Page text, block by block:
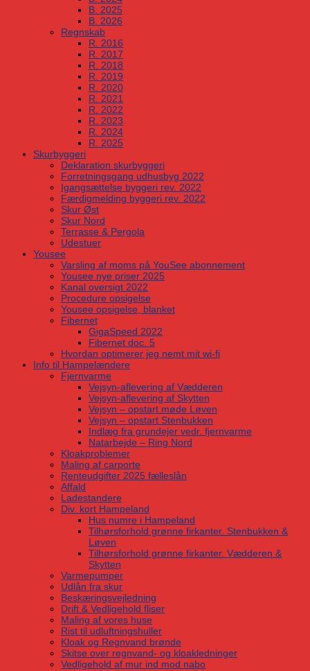
B. 2025
B. 2026
Regnskab
R. 2016
R. 2017
R. 2018
R. 2019
R. 2020
R. 2021
R. 2022
R. 2023
R. 2024
R. 2025
Skurbyggeri
Deklaration skurbyggeri
Forretningsgang udhusbyg 2022
Igangsættelse byggeri rev. 2022
Færdigmelding byggeri rev. 2022
Skur Øst
Skur Nord
Terrasse & Pergola
Udestuer
Yousee
Varsling af moms på YouSee abonnement
Yousee nye priser 2025
Kanal oversigt 2022
Procedure opsigelse
Yousee opsigelse, blanket
Fibernet
GigaSpeed 2022
Fibernet doc. 5
Hvordan optimerer jeg nemt mit wi-fi
Info til Hampelændere
Fjernvarme
Vejsyn-aflevering af Vædderen
Vejsyn-aflevering af Skytten
Vejsyn – opstart møde Løven
Vejsyn – opstart Stenbukken
Indlæg fra grundejer vedr. fjernvarme
Natarbejde – Ring Nord
Kloakproblemer
Maling af carporte
Renteudgifter 2025 fælleslån
Affald
Ladestandere
Div. kort Hampeland
Hus numre i Hampeland
Tilhørsforhold grønne firkanter. Stenbukken &
Løven
Tilhørsforhold grønne firkanter. Vædderen &
Skytten
Varmepumper
Udlån fra skur
Beskæringsvejledning
Drift & Vedligehold fliser
Maling af vores huse
Rist til udluftningshuller
Kloak og Regnvand brønde
Skitse over regnvand- og kloakledninger
Vedligehold af mur ind mod nabo